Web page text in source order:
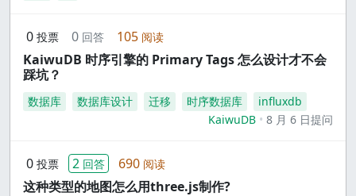
0 投票 0 回答 105 阅读
KaiwuDB 时序引擎的 Primary Tags 怎么设计才不会
踩坑？
数据库 数据库设计 迁移 时序数据库
influxdb
KaiwuDB
8 月 6 日提问
0 投票 2 回答 690 阅读
这种类型的地图怎么用three.js制作?